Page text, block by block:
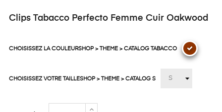
Clips Tabacco Perfecto Femme Cuir Oakwood
CHOISISSEZ LA COULEURSHOP > THEME > CATALOG TABACCO
CHOISISSEZ VOTRE TAILLESHOP > THEME > CATALOG S